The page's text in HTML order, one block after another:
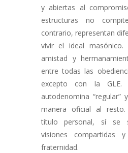
y abiertas al
estructuras no
contrario, representan
vivir el ideal
amistad y
entre todas las
excepto con la
autodenomina “regular”
manera oficial al
título personal, sí se
visiones compartidas
fraternidad.